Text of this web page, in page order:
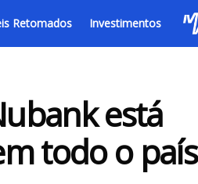
Retomados Investimentos
está
todo o país